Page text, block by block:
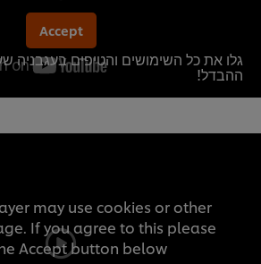
Accept
גלו את כל השימושים והטיפים בעגבניה
ההבדל!
may use cookies or other
If you agree to this please
Accept button below.